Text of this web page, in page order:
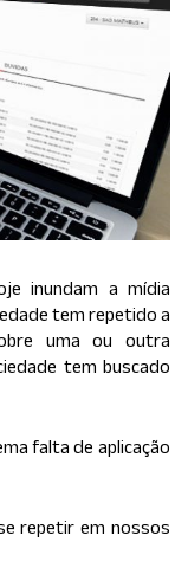
inundam a mídia
tem repetido a
uma ou outra
tem buscado
falta de aplicação
repetir em nossos